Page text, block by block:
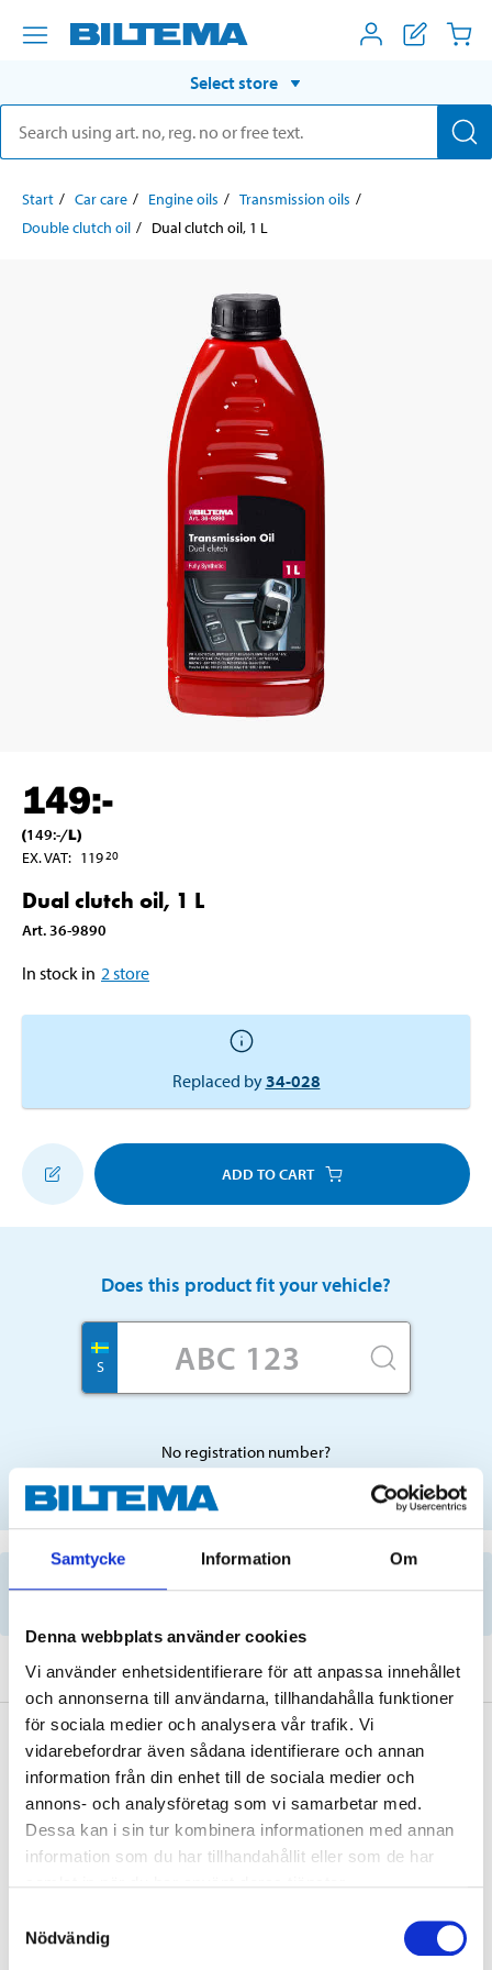
Samtycke Information Om
Denna webbplats använder cookies
Vi använder enhetsidentifierare för att anpassa innehållet
och annonserna till användarna, tillhandahålla funktioner
för sociala medier och analysera vår trafik. Vi
vidarebefordrar även sådana identifierare och annan
information från din enhet till de sociala medier och
annons- och analysföretag som vi samarbetar med.
Dessa kan i sin tur kombinera informationen med annan
information som du har tillhandahållit eller som de har
Nödvändig
Select store
Start Car care Engine oils
Transmission oils
Double clutch oil
Dual clutch oil, 1 L
149:-
(149:-/L)
EX. VAT: 11920
Dual clutch oil, 1 L
Art. 36-9890
In stock in 2 store
Replaced by34-028
ADD TO CART
Does this product fit your vehicle?
S
No registration number?
SELECT CAR MANUALLY
Description
Conforms to the following specifications: Audi/VW
G 052 182/052 529/055 529, BMW 83 22 2 148 578/83
236.21/236.24/236.25/239.21, Mitsubishi Dia-Queen